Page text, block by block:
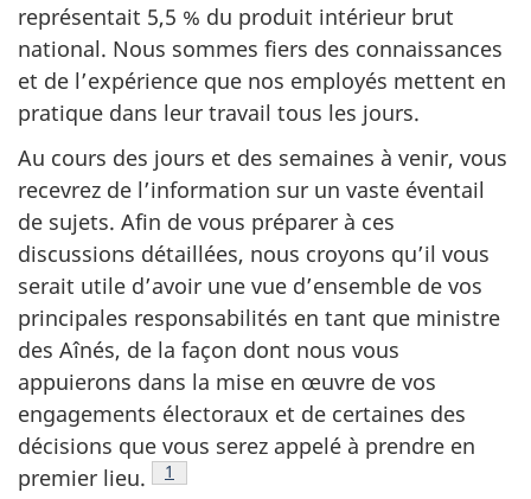
représentait 5,5 % du produit intérieur brut
national. Nous sommes fiers des connaissances
et de l’expérience que nos employés mettent en
pratique dans leur travail tous les jours.
Au cours des jours et des semaines à venir, vous
recevrez de l’information sur un vaste éventail
de sujets. Afin de vous préparer à ces
discussions détaillées, nous croyons qu’il vous
serait utile d’avoir une vue d’ensemble de vos
principales responsabilités en tant que ministre
des Aînés, de la façon dont nous vous
appuierons dans la mise en œuvre de vos
engagements électoraux et de certaines des
décisions que vous serez appelé à prendre en
premier lieu.
Note de bas de page
1